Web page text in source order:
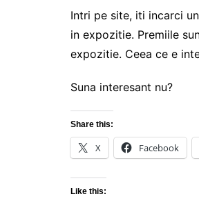
Intri pe site, iti incarci
in expozitie. Premiile
expozitie. Ceea ce e
Suna interesant nu?
Share this:
X Facebook
Like this: